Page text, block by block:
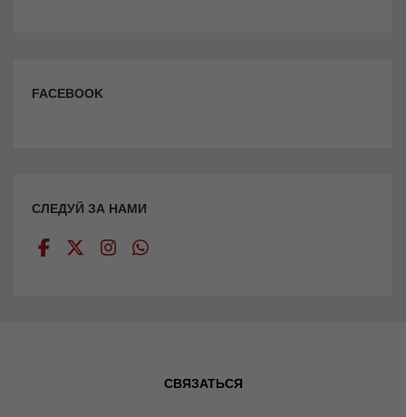
FACEBOOK
СЛЕДУЙ ЗА НАМИ
СВЯЗАТЬСЯ